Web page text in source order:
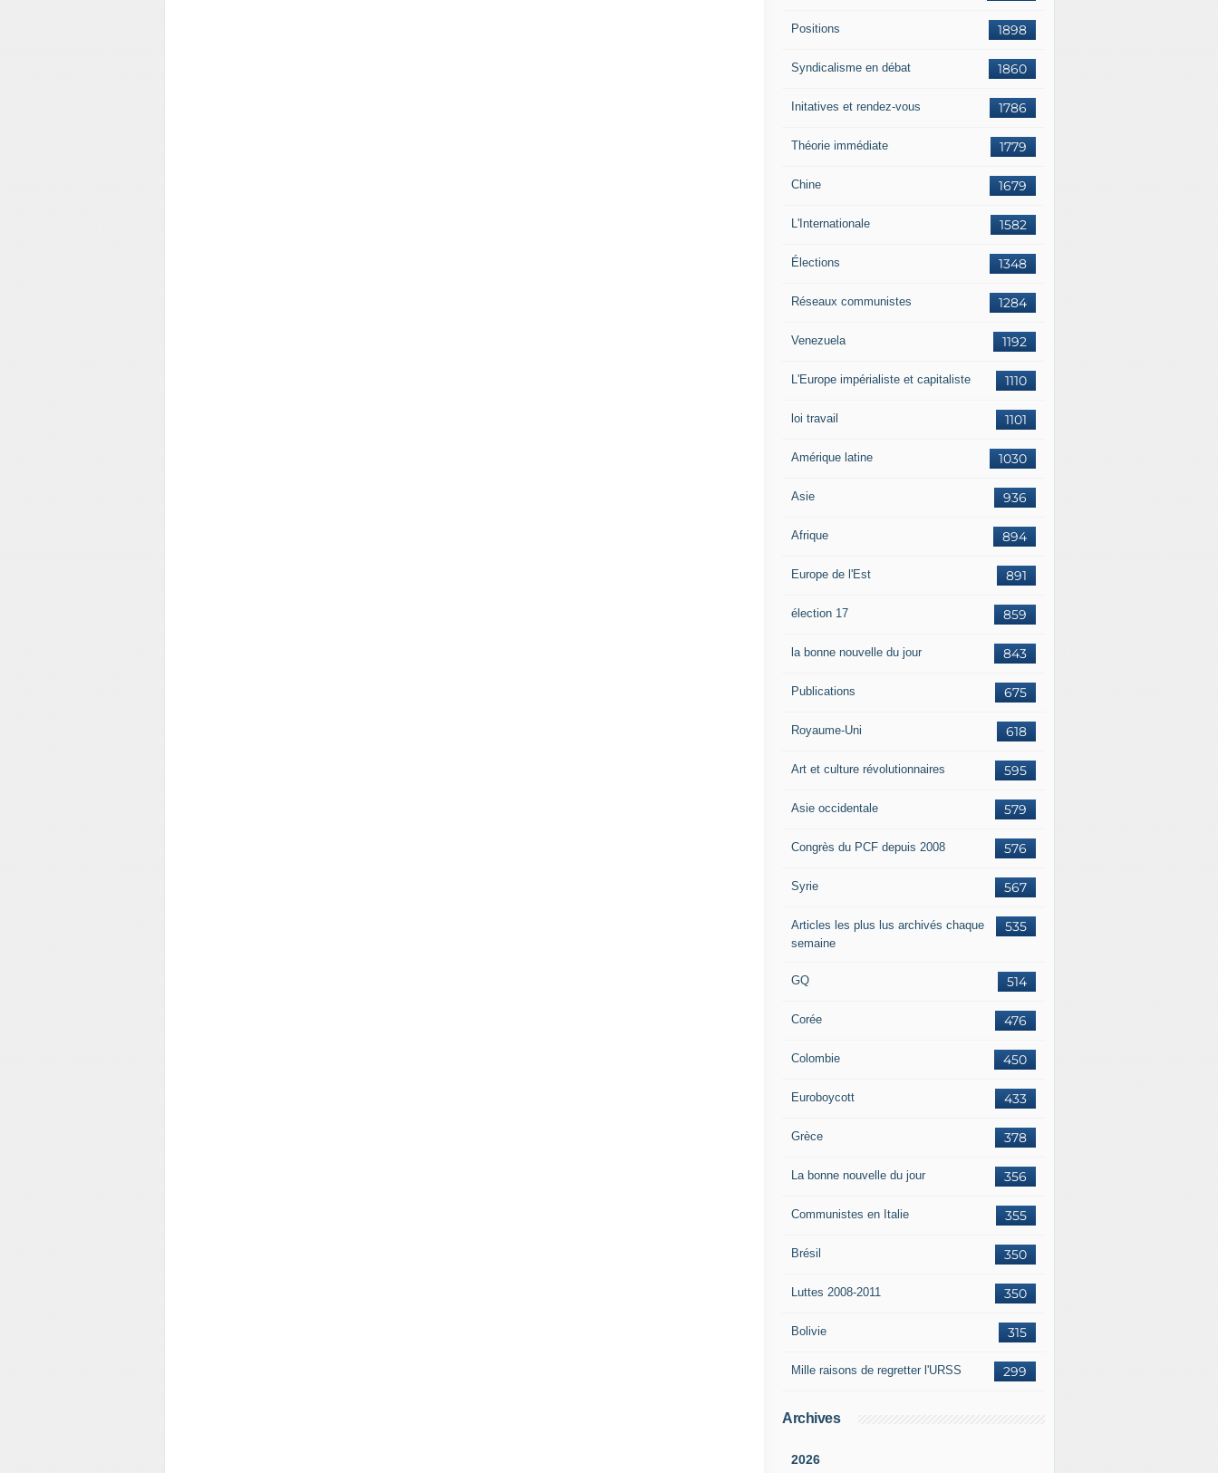
1898
Positions
1860
Syndicalisme en débat
1786
Initatives et rendez-vous
1779
Théorie immédiate
1679
Chine
1582
L'Internationale
1348
Élections
1284
Réseaux communistes
1192
Venezuela
1110
L'Europe impérialiste et capitaliste
1101
loi travail
1030
Amérique latine
936
Asie
894
Afrique
891
Europe de l'Est
859
élection 17
843
la bonne nouvelle du jour
675
Publications
618
Royaume-Uni
595
Art et culture révolutionnaires
579
Asie occidentale
576
Congrès du PCF depuis 2008
567
Syrie
535
Articles les plus lus archivés chaque
semaine
514
GQ
476
Corée
450
Colombie
433
Euroboycott
378
Grèce
356
La bonne nouvelle du jour
355
Communistes en Italie
350
Brésil
350
Luttes 2008-2011
315
Bolivie
299
Mille raisons de regretter l'URSS
Archives
2026